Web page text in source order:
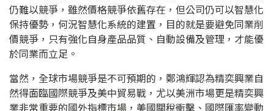
仍難以競爭，雖然價格競爭依舊存在，但公司仍可以智慧化
保持優勢，何況智慧化系統的建置，目的就是要避免同業削
價競爭，只有強化自身產品品質、自動設備及管理，才能優
於同業而立足。
當然，全球市場競爭是不可預期的，鄭鴻輝認為精奕興業自
然得面臨國際競爭及美中貿易戰，尤以美洲市場更是精奕興
業非常重要的國外指標市場，美國關稅衝擊、國際匯率變動